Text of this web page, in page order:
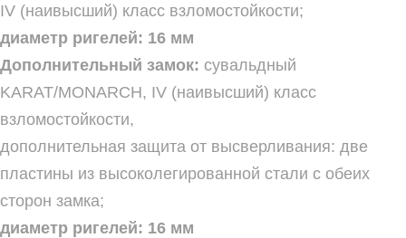
IV (наивысший) класс взломостойкости;
диаметр ригелей: 16 мм
Дополнительный замок: сувальдный
KARAT/MONARCH, IV (наивысший) класс
взломостойкости,
дополнительная защита от высверливания: две
пластины из высоколегированной стали с обеих
сторон замка;
диаметр ригелей: 16 мм